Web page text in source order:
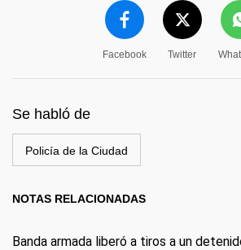
Facebook Twitter
Se habló de
Policía de la Ciudad
NOTAS RELACIONADAS
Banda armada liberó a tiros a un